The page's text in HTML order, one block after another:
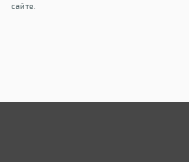
сайте.